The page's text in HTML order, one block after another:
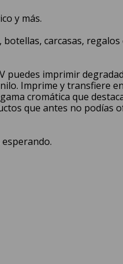
y más.
carcasas,
puedes imprimir
Imprime y transfiere
cromática que
que antes no podías